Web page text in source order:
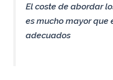
El coste de abordar
es mucho mayor
adecuados